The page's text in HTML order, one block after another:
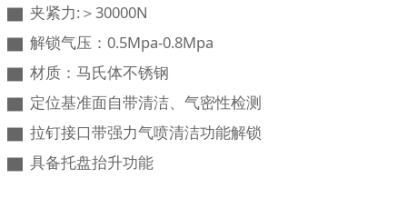
▇ 夹紧力:＞30000N
▇ 解锁气压：0.5Mpa-0.8Mpa
▇ 材质：马氏体不锈钢
▇ 定位基准面自带清洁、气密性检测
▇ 拉钉接口带强力气喷清洁功能解锁
▇ 具备托盘抬升功能